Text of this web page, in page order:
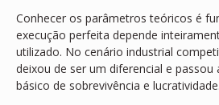
Conhecer os parâmetros teóricos é
execução perfeita depende
utilizado. No cenário industrial
deixou de ser um diferencial e passou
básico de sobrevivência e lucratividade.